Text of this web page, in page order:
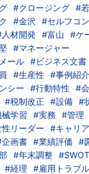
#クロージング #
#金沢
#セルフコ
材開発 #富山
#ケ
#マネージャー
ール #ビジネス文書
#生産性
#事例紹介
シー
#行動特性
#
#税制改正 #設備 #
学習 #実務 #管理
リーダー #キャリア
画書 #業績評価
#
#年末調整
#経理 #雇用トラブル